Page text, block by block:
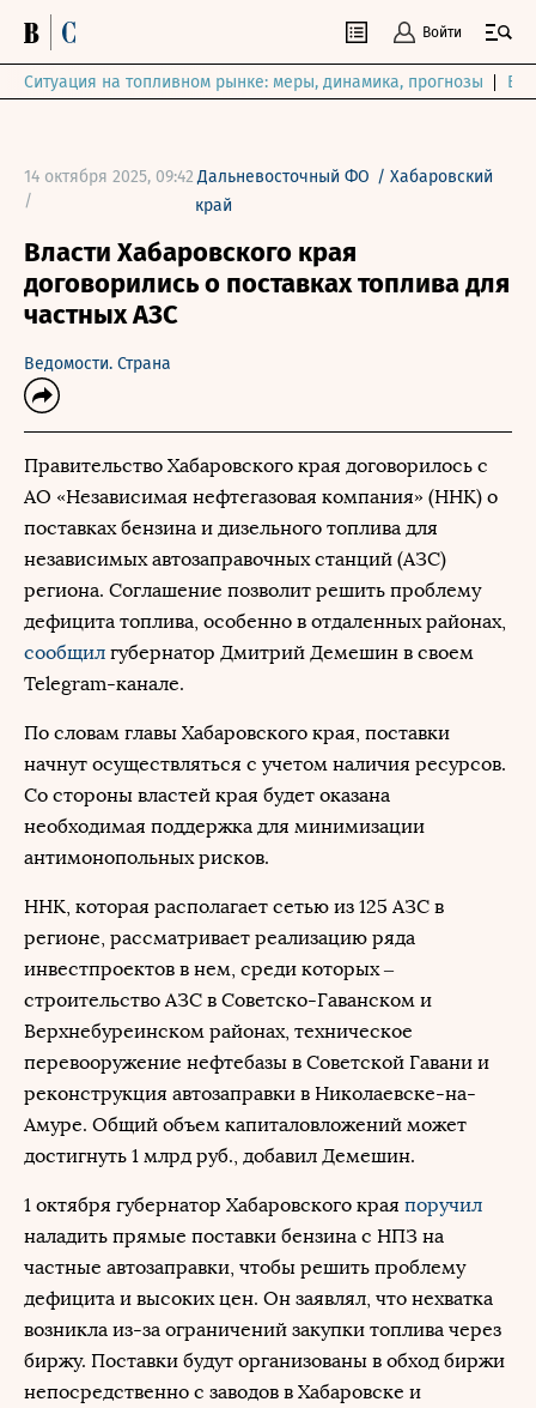
Войти
Ситуация на топливном рынке: меры, динамика, прогнозы
14 октября 2025, 09:42
/
Дальневосточный ФО / Хабаровский
край
Власти Хабаровского края
договорились о поставках топлива для
частных АЗС
Ведомости. Страна
Правительство Хабаровского края договорилось с
АО «Независимая нефтегазовая компания» (ННК) о
поставках бензина и дизельного топлива для
независимых автозаправочных станций (АЗС)
региона. Соглашение позволит решить проблему
дефицита топлива, особенно в отдаленных районах,
сообщил губернатор Дмитрий Демешин в своем
Telegram-канале.
По словам главы Хабаровского края, поставки
начнут осуществляться с учетом наличия ресурсов.
Со стороны властей края будет оказана
необходимая поддержка для минимизации
антимонопольных рисков.
ННК, которая располагает сетью из 125 АЗС в
регионе, рассматривает реализацию ряда
инвестпроектов в нем, среди которых –
строительство АЗС в Советско-Гаванском и
Верхнебуреинском районах, техническое
перевооружение нефтебазы в Советской Гавани и
реконструкция автозаправки в Николаевске-на-
Амуре. Общий объем капиталовложений может
достигнуть 1 млрд руб., добавил Демешин.
1 октября губернатор Хабаровского края поручил
наладить прямые поставки бензина с НПЗ на
частные автозаправки, чтобы решить проблему
дефицита и высоких цен. Он заявлял, что нехватка
возникла из-за ограничений закупки топлива через
биржу. Поставки будут организованы в обход биржи
непосредственно с заводов в Хабаровске и